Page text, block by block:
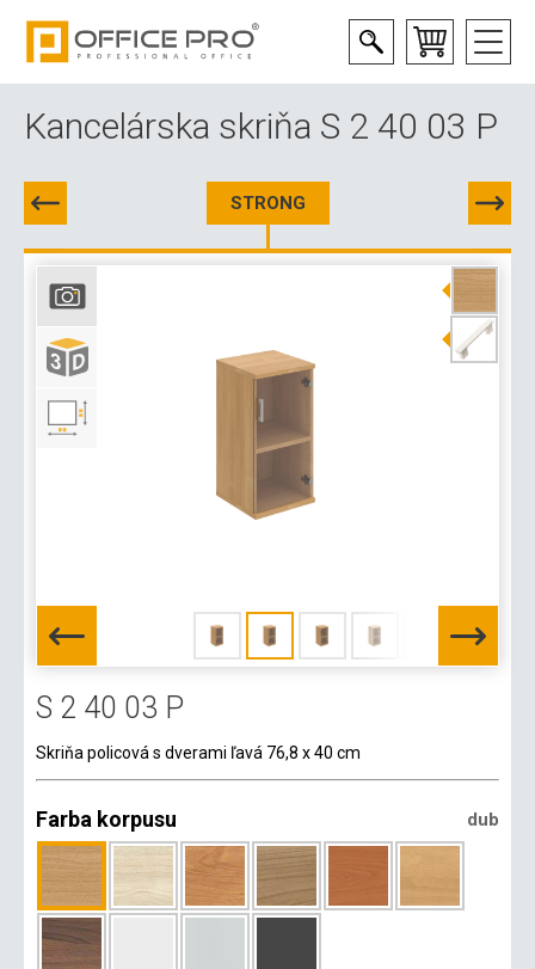
Kancelárska skriňa S 2 40 03 P
STRONG
S 2 40 03 P
Skriňa policová s dverami ľavá 76,8 x 40 cm
Farba korpusu dub